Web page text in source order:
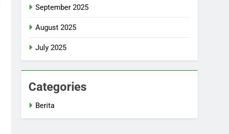
September 2025
August 2025
July 2025
Categories
Berita